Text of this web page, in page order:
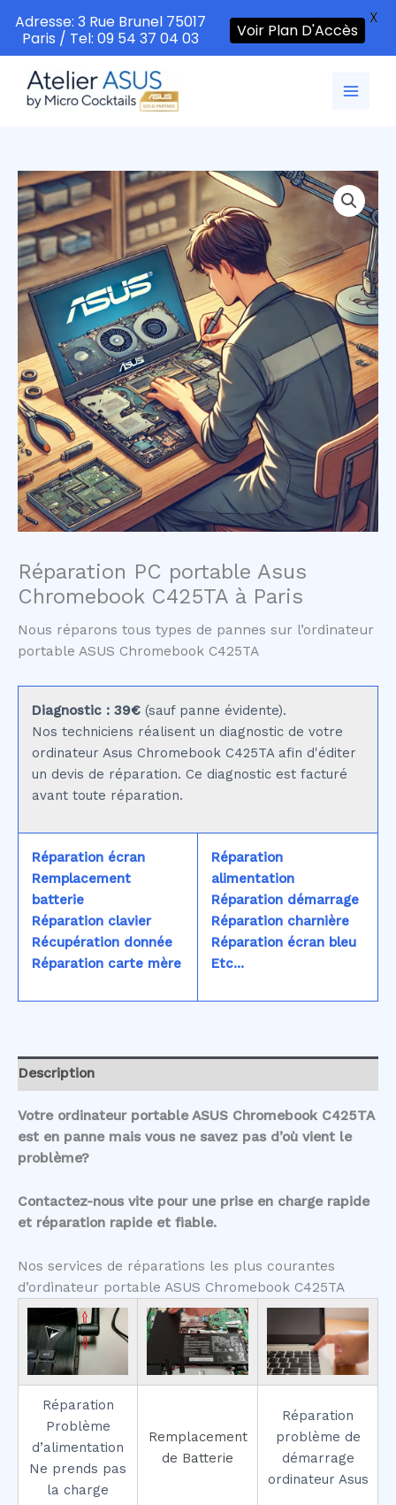
contenu
Réparation PC portable Asus
Chromebook C425TA à Paris
Nous réparons tous types de pannes sur l’ordinateur
portable ASUS Chromebook C425TA
Diagnostic : 39€ (sauf panne évidente).
Nos techniciens réalisent un diagnostic de votre
ordinateur Asus Chromebook C425TA afin d'éditer
un devis de réparation. Ce diagnostic est facturé
avant toute réparation.
Réparation écran
Remplacement
batterie
Réparation clavier
Récupération donnée
Réparation carte mère
Réparation
alimentation
Réparation démarrage
Réparation charnière
Réparation écran bleu
Etc...
Description
Votre ordinateur portable ASUS Chromebook C425TA
est en panne mais vous ne savez pas d’où vient le
problème?
Contactez-nous vite pour une prise en charge rapide
et réparation rapide et fiable.
Nos services de réparations les plus courantes
d’ordinateur portable ASUS Chromebook C425TA
Réparation
Problème
d’alimentation
Ne prends pas
la charge
Remplacement
de Batterie
Réparation
problème de
démarrage
ordinateur Asus
Adresse: 3 Rue Brunel 75017
Paris / Tel: 09 54 37 04 03
Voir Plan D'Accès
X